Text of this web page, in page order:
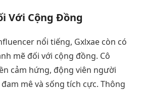
Với Cộng Đồng
nổi tiếng, Gxlxae còn có
mẽ đối với cộng đồng. Cô
cảm hứng, động viên người
mê và sống tích cực. Thông